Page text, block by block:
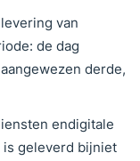
van
de dag
derde,
endigitale
is geleverd bijniet